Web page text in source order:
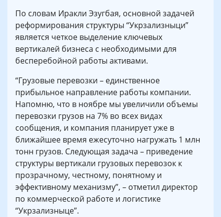
По словам Иракли Эзугбая, основной задачей
реформирования структуры “Укрзализныци”
является четкое выделение ключевых
вертикалей бизнеса с необходимыми для
бесперебойной работы активами.
“Грузовые перевозки – единственное
прибыльное направление работы компании.
Напомню, что в ноябре мы увеличили объемы
перевозки грузов на 7% во всех видах
сообщения, и компания планирует уже в
ближайшее время ежесуточно нагружать 1 млн
тонн грузов. Следующая задача – приведение
структуры вертикали грузовых перевозок к
прозрачному, честному, понятному и
эффективному механизму”, – отметил директор
по коммерческой работе и логистике
“Укрзализныце”.